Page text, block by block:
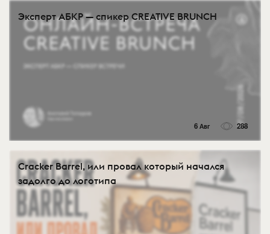
Эксперт АБКР — спикер CREATIVE BRUNCH
6 Авг 288
Cracker Barrel, или провал который начался
задолго до логотипа